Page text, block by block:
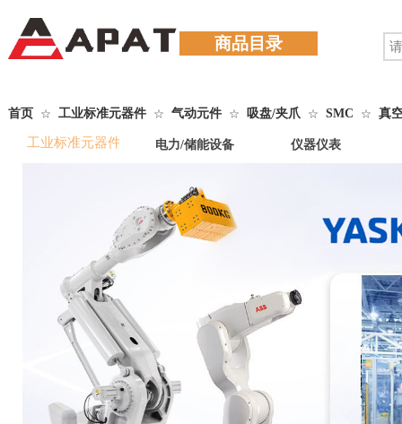
首页 ☆ 工业标准元器件 ☆ 气动元件 ☆ 吸盘/夹爪 ☆ SMC ☆ 真
工业标准元器件 电力/储能设备 仪器仪表
商品目录